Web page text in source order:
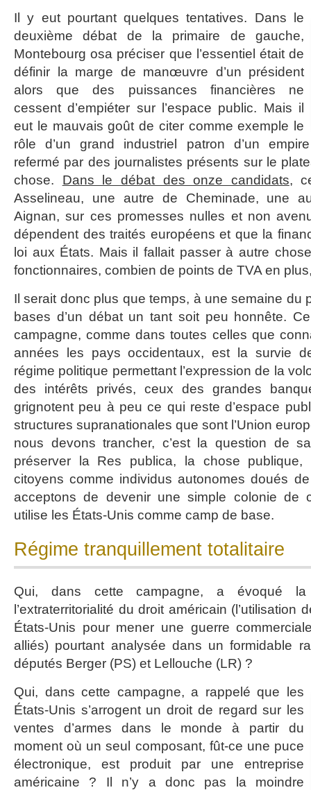
Il y eut pourtant quelques tentatives. Dans le
deuxième débat de la primaire de gauche,
Montebourg osa préciser que l’essentiel était de
définir la marge de manœuvre d’un président
alors que des puissances financières ne
cessent d’empiéter sur l’espace public. Mais il
eut le mauvais goût de citer comme exemple le
rôle d’un grand industriel patron d’un
refermé par des journalistes présents sur le
chose. Dans le débat des onze candidats,
Asselineau, une autre de Cheminade, une
Aignan, sur ces promesses nulles et non
dépendent des traités européens et que la
loi aux États. Mais il fallait passer à autre
fonctionnaires, combien de points de TVA en
Il serait donc plus que temps, à une semaine du
bases d’un débat un tant soit peu honnête.
campagne, comme dans toutes celles que
années les pays occidentaux, est la survie
régime politique permettant l’expression de la
des intérêts privés, ceux des grandes
grignotent peu à peu ce qui reste d’espace
structures supranationales que sont l’Union
nous devons trancher, c’est la question de
préserver la Res publica, la chose
citoyens comme individus autonomes doués
acceptons de devenir une simple colonie de
utilise les États-Unis comme camp de base.
Régime tranquillement totalitaire
Qui, dans cette campagne, a évoqué
l’extraterritorialité du droit américain (l’utilisation
États-Unis pour mener une guerre
alliés) pourtant analysée dans un formidable
députés Berger (PS) et Lellouche (LR) ?
Qui, dans cette campagne, a rappelé que les
États-Unis s’arrogent un droit de regard sur les
ventes d’armes dans le monde à partir du
moment où un seul composant, fût-ce une puce
électronique, est produit par une entreprise
américaine ? Il n’y a donc pas la moindre